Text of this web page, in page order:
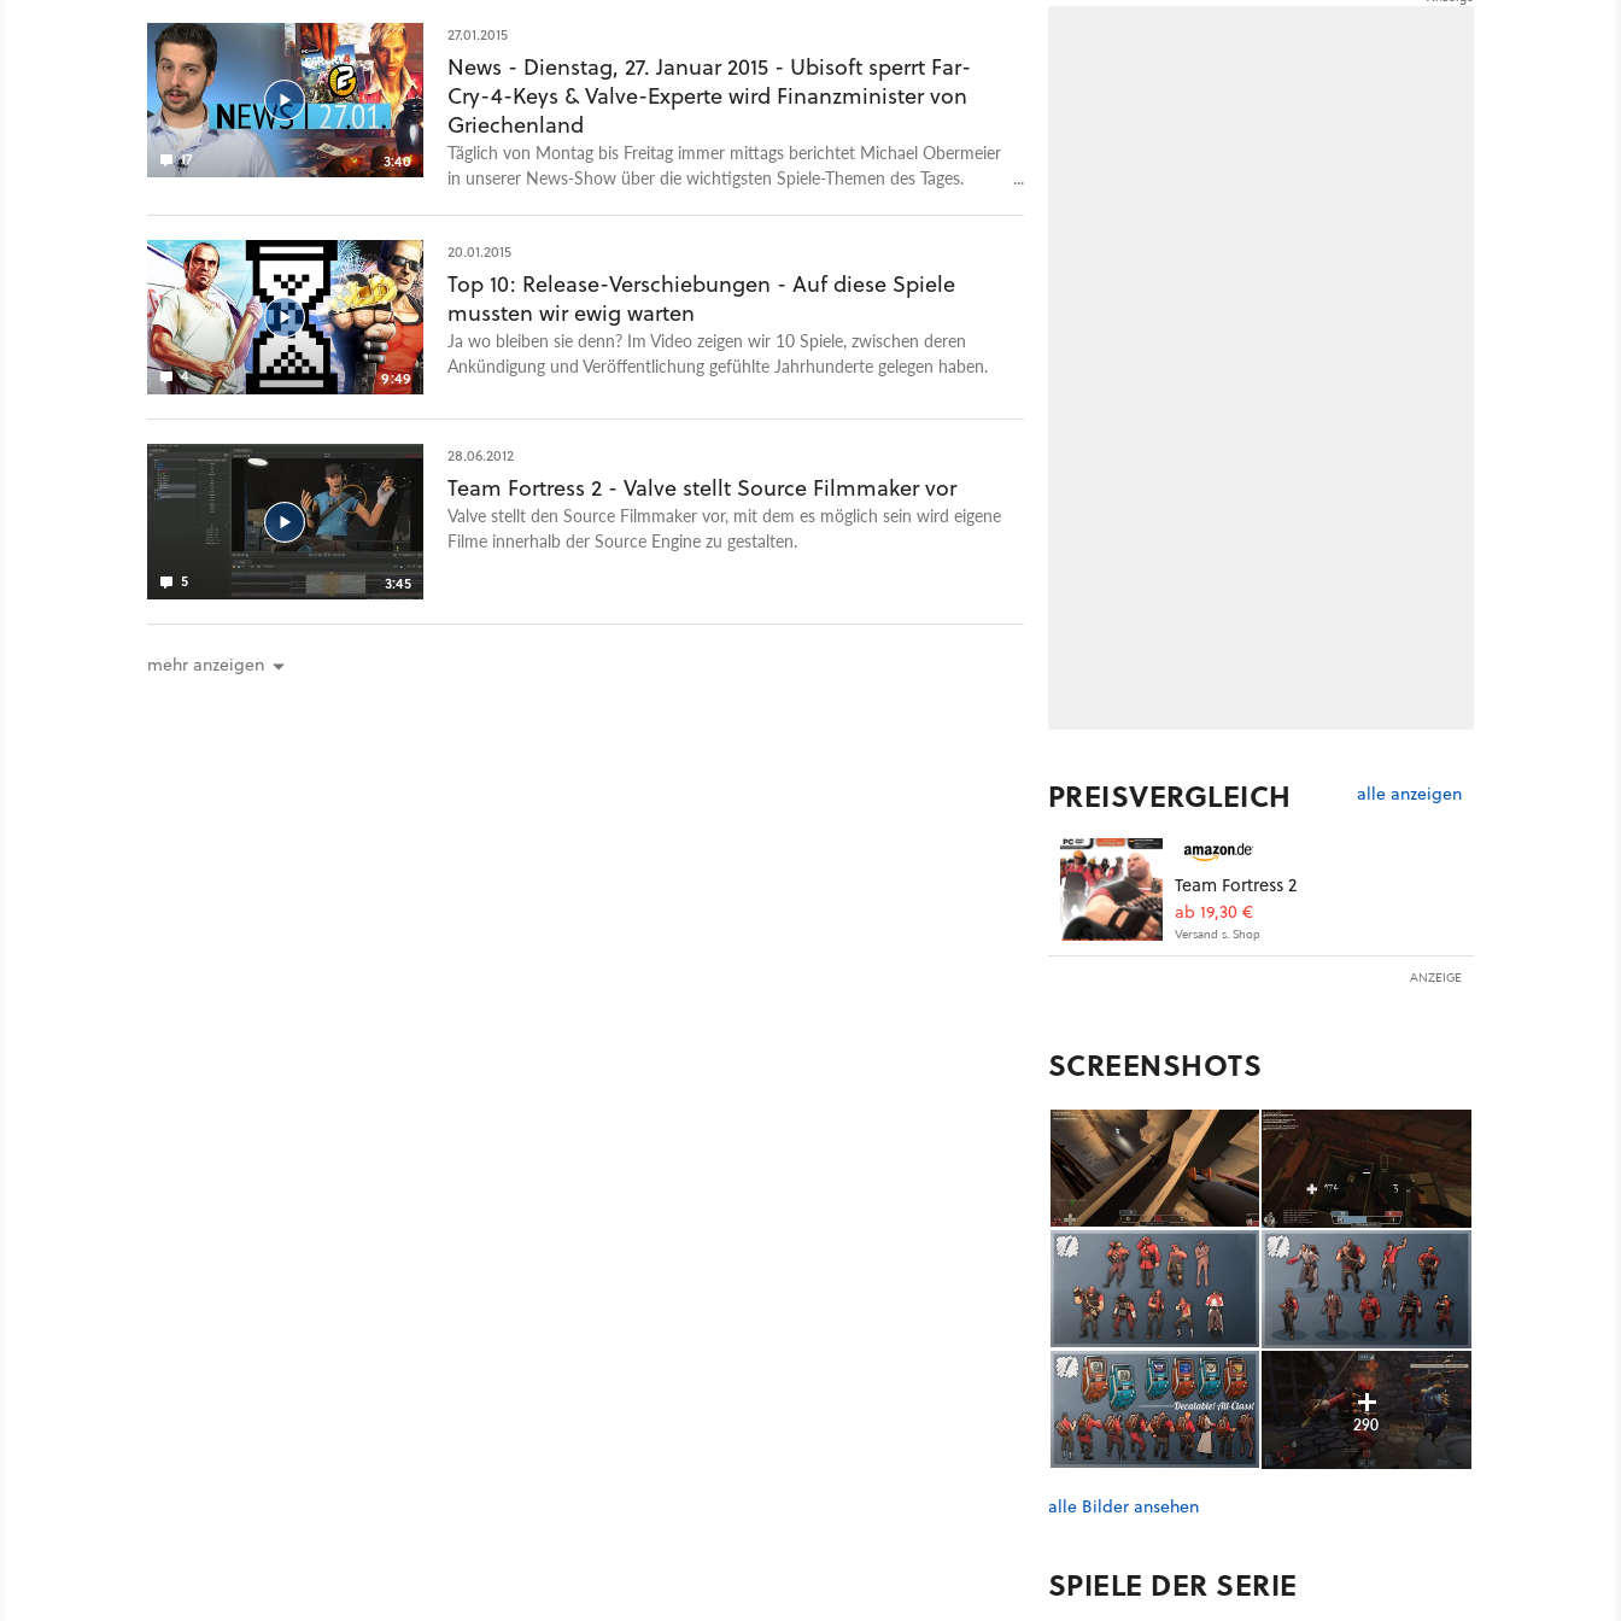
war aber weiterhin die des dürren Spys. Ab sofort ist es also nur noch eure
eigene Schuld, wenn ihr partout daneben schießt.
17 3:40
27.01.2015
News - Dienstag, 27. Januar 2015 - Ubisoft sperrt Far-
Cry-4-Keys & Valve-Experte wird Finanzminister von
Griechenland
Täglich von Montag bis Freitag immer mittags berichtet Michael Obermeier
in unserer News-Show über die wichtigsten Spiele-Themen des Tages.
Resistance zurück.
4 9:49
20.01.2015
Top 10: Release-Verschiebungen - Auf diese Spiele
mussten wir ewig warten
Ja wo bleiben sie denn? Im Video zeigen wir 10 Spiele, zwischen deren
Ankündigung und Veröffentlichung gefühlte Jahrhunderte gelegen haben.
5 3:45
28.06.2012
Team Fortress 2 - Valve stellt Source Filmmaker vor
Valve stellt den Source Filmmaker vor, mit dem es möglich sein wird eigene
Filme innerhalb der Source Engine zu gestalten.
mehr anzeigen
PREISVERGLEICH alle anzeigen
Team Fortress 2
ab 19,30 €
Versand s. Shop
ANZEIGE
SCREENSHOTS
290
alle Bilder ansehen
SPIELE DER SERIE